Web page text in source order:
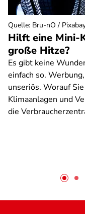
Hilft eine Mini-
große Hitze?
Es gibt keine
einfach so.
unseriös. Worauf
Klimaanlagen und
die
Quelle: Bru-nO /